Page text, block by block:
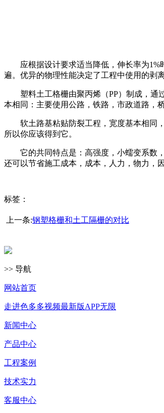
应根据设计要求适当降低，伸长率为1%时
遍。优异的物理性能决定了工程中使用的剥离
塑料土工格栅由聚丙烯（PP）制成，通过设
本相同：主要使用公路，铁路，市政道路，桥台
软土路基粘贴防裂工程，宽度基本相同
所以你应该得到它。
它的共同特点是：高强度，小蠕变系数
还可以节省施工成本，成本，人力，物力，
标签：
上一条:钢塑格栅和土工隔栅的对比
>> 导航
网站首页
走进色多多视频最新版APP无限
新闻中心
产品中心
工程案例
技术实力
客服中心